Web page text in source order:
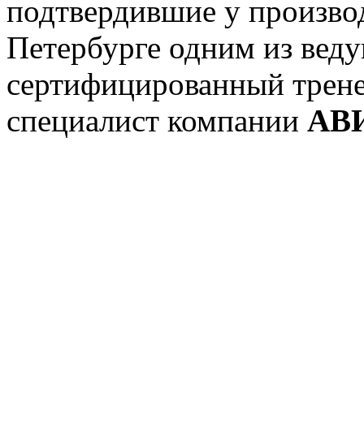
подтвердившие у
Петербурге одним из
сертифицированный
специалист компании